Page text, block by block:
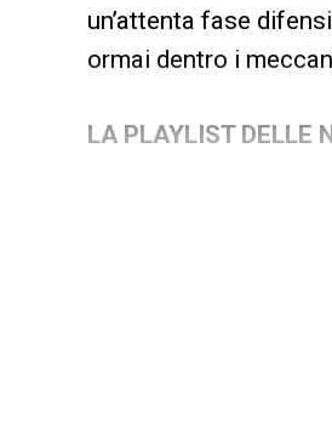
un’attenta fase
ormai dentro i
LA PLAYLIST DELLE